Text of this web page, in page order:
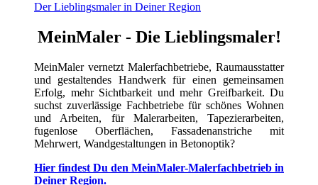
Der Lieblingsmaler in Deiner Region
MeinMaler - Die Lieblingsmaler!
MeinMaler vernetzt Malerfachbetriebe, Raumausstatter
und gestaltendes Handwerk für einen gemeinsamen
Erfolg, mehr Sichtbarkeit und mehr Greifbarkeit. Du
suchst zuverlässige Fachbetriebe für schönes Wohnen
und Arbeiten, für Malerarbeiten, Tapezierarbeiten,
fugenlose Oberflächen, Fassadenanstriche mit
Mehrwert, Wandgestaltungen in Betonoptik?
Hier findest Du den MeinMaler-Malerfachbetrieb in
Deiner Region.